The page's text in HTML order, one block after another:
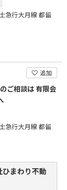
急行大月線 都留
追加
ご相談は 有限会
急行大月線 都留
まわり不動